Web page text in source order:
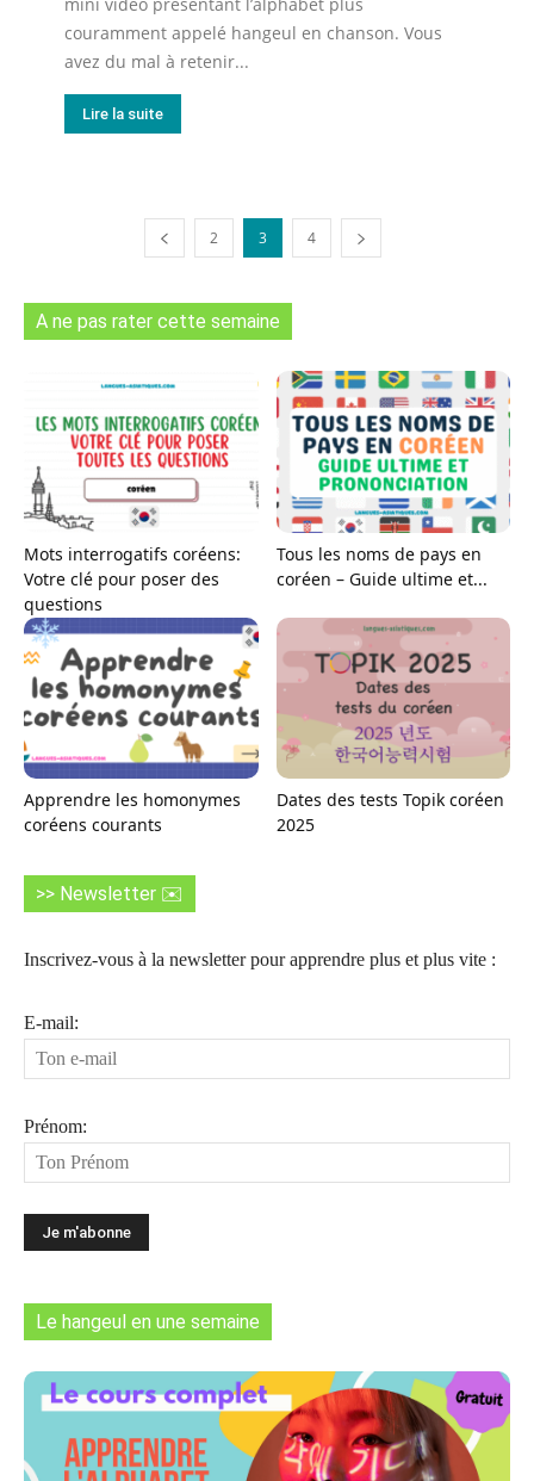
mini vidéo présentant l’alphabet plus
couramment appelé hangeul en chanson. Vous
avez du mal à retenir...
Lire la suite
2 3 4
A ne pas rater cette semaine
Mots interrogatifs coréens:
Votre clé pour poser des
questions
Tous les noms de pays en
coréen – Guide ultime et...
Apprendre les homonymes
coréens courants
Dates des tests Topik coréen
2025
>> Newsletter ✉️
Inscrivez-vous à la newsletter pour apprendre plus et plus vite :
E-mail:
Prénom:
Le hangeul en une semaine